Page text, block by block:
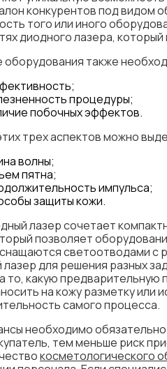
конкурентов под видом
того или иного
диодного лазера, который
также
процедуры;
побочных эффектов.
трех аспектов можно
волны;
пятна;
импульса;
защиты кожи.
лазер сочетает
позволяет
светоотводами с
для решения разных
то, какую предварительную
на кожу разметку или
самого процесса.
необходимо
тем меньше риск
косметологического